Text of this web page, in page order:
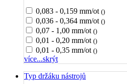
0,083 - 0,159 mm/ot ()
0,036 - 0,364 mm/ot ()
0,07 - 1,00 mm/ot ()
0,01 - 0,20 mm/ot ()
0,01 - 0,35 mm/ot ()
více...skrýt
Typ držáku nástrojů